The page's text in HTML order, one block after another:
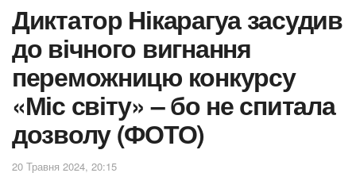
Диктатор Нікарагуа засудив
до вічного вигнання
переможницю конкурсу
«Міс світу» – бо не спитала
дозволу (ФОТО)
20 Травня 2024, 20:15